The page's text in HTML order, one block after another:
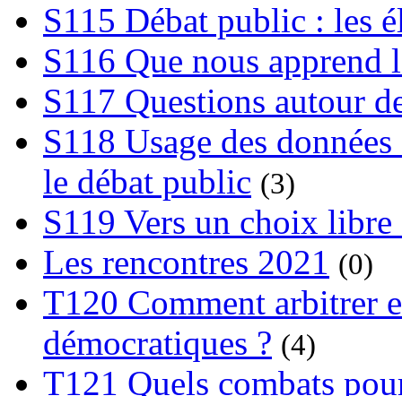
S115 Débat public : les
S116 Que nous apprend
S117 Questions autour
S118 Usage des
le débat public (3)
S119 Vers un choix
Les rencontres 2021 (0)
T120 Comment arbitrer
démocratiques ? (4)
T121 Quels combats